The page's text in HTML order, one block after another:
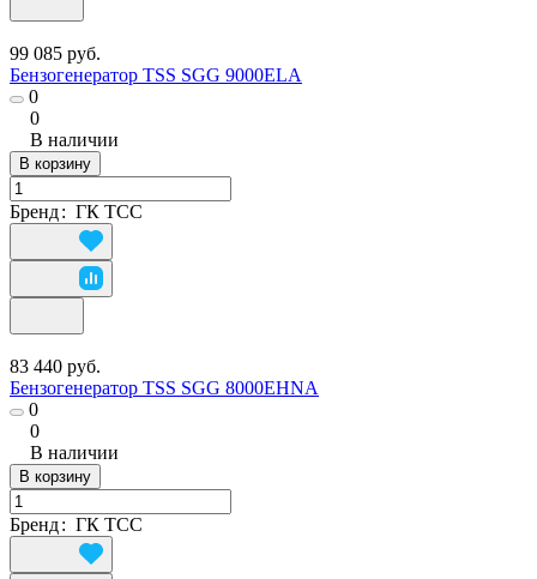
99 085 руб.
Бензогенератор TSS SGG 9000ELA
0
0
В наличии
В корзину
Бренд: ГК ТСС
83 440 руб.
Бензогенератор TSS SGG 8000EHNA
0
0
В наличии
В корзину
Бренд: ГК ТСС